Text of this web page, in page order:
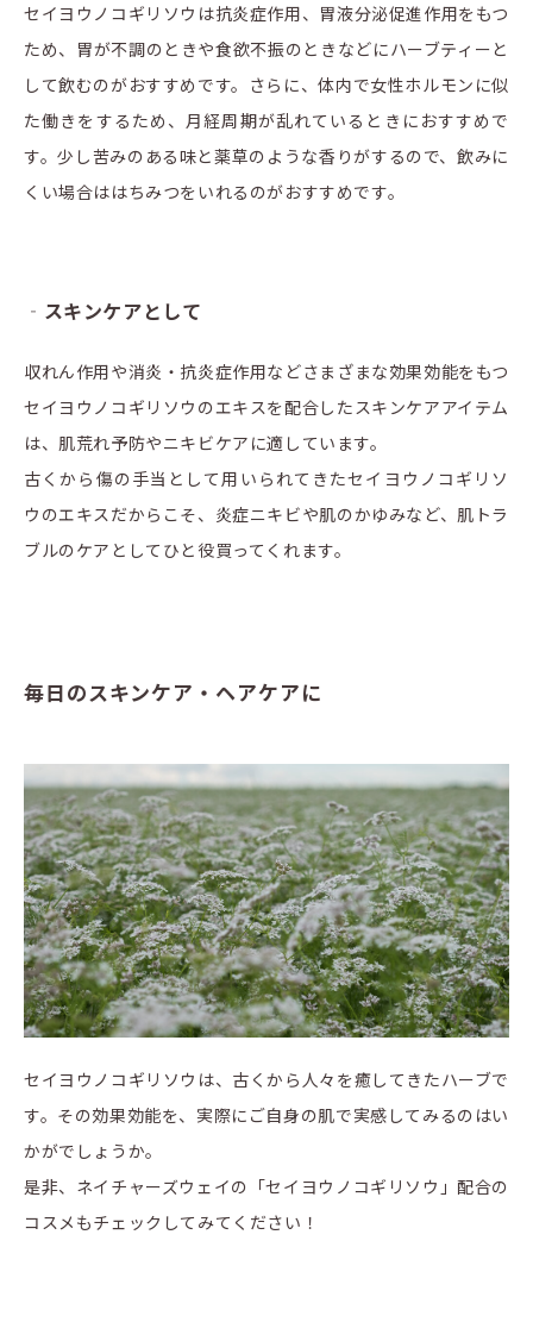
セイヨウノコギリソウは抗炎症作用、胃液分泌促進作用をもつ
ため、胃が不調のときや食欲不振のときなどにハーブティーと
して飲むのがおすすめです。さらに、体内で女性ホルモンに似
た働きをするため、月経周期が乱れているときにおすすめで
す。少し苦みのある味と薬草のような香りがするので、飲みに
くい場合ははちみつをいれるのがおすすめです。
‐スキンケアとして
収れん作用や消炎・抗炎症作用などさまざまな効果効能をもつ
セイヨウノコギリソウのエキスを配合したスキンケアアイテム
は、肌荒れ予防やニキビケアに適しています。
古くから傷の手当として用いられてきたセイヨウノコギリソ
ウのエキスだからこそ、炎症ニキビや肌のかゆみなど、肌トラ
ブルのケアとしてひと役買ってくれます。
毎日のスキンケア・ヘアケアに
セイヨウノコギリソウは、古くから人々を癒してきたハーブで
す。その効果効能を、実際にご自身の肌で実感してみるのはい
かがでしょうか。
是非、ネイチャーズウェイの「セイヨウノコギリソウ」配合の
コスメもチェックしてみてください！